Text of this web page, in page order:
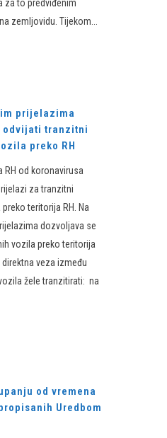
za to predviđenim
zemljovidu. Tijekom...
prijelazima
odvijati tranzitni
preko RH
RH od koronavirusa
za tranzitni
teritorija RH. Na
dozvoljava se
vozila preko teritorija
veza između
žele tranzitirati: na
od vremena
Uredbom